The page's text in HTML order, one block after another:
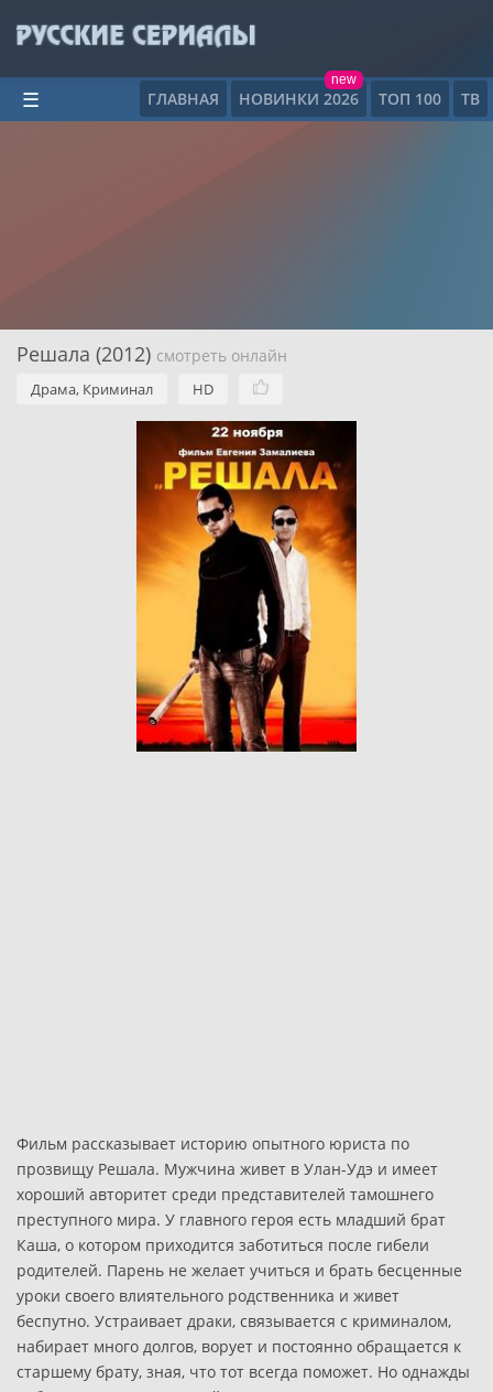
ГЛАВНАЯ НОВИНКИ 2026
new
ТОП 100 ТВ
☰
Решала (2012) смотреть онлайн
Драма, Криминал HD
Фильм рассказывает историю опытного юриста по
прозвищу Решала. Мужчина живет в Улан-Удэ и имеет
хороший авторитет среди представителей тамошнего
преступного мира. У главного героя есть младший брат
Каша, о котором приходится заботиться после гибели
родителей. Парень не желает учиться и брать бесценные
уроки своего влиятельного родственника и живет
беспутно. Устраивает драки, связывается с криминалом,
набирает много долгов, ворует и постоянно обращается к
старшему брату, зная, что тот всегда поможет. Но однажды